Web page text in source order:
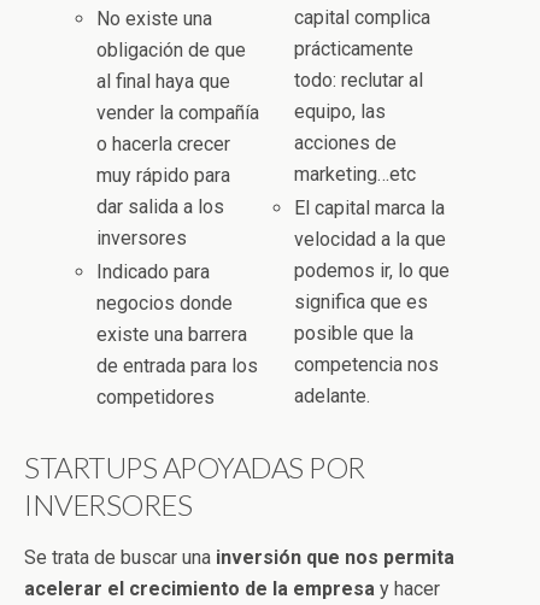
No existe una
obligación de que
al final haya que
vender la compañía
o hacerla crecer
muy rápido para
dar salida a los
inversores
Indicado para
negocios donde
existe una barrera
de entrada para los
competidores
capital complica
prácticamente
todo: reclutar al
equipo, las
acciones de
marketing…etc
El capital marca la
velocidad a la que
podemos ir, lo que
significa que es
posible que la
competencia nos
adelante.
STARTUPS APOYADAS POR
INVERSORES
Se trata de buscar una inversión que nos permita
acelerar el crecimiento de la empresa y hacer